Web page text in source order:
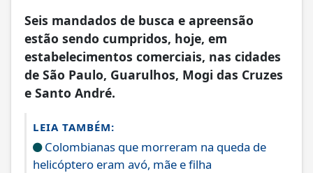
Seis mandados de busca e apreensão
estão sendo cumpridos, hoje, em
estabelecimentos comerciais, nas cidades
de São Paulo, Guarulhos, Mogi das Cruzes
e Santo André.
LEIA TAMBÉM:
Colombianas que morreram na queda de
helicóptero eram avó, mãe e filha